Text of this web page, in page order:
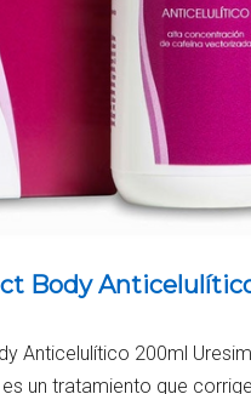
Body
Anticelulítico 200ml
un tratamiento que